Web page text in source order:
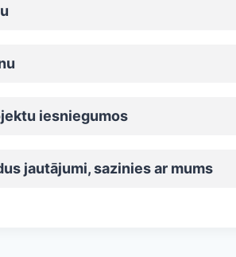
iesniegumos
jautājumi, sazinies ar mums